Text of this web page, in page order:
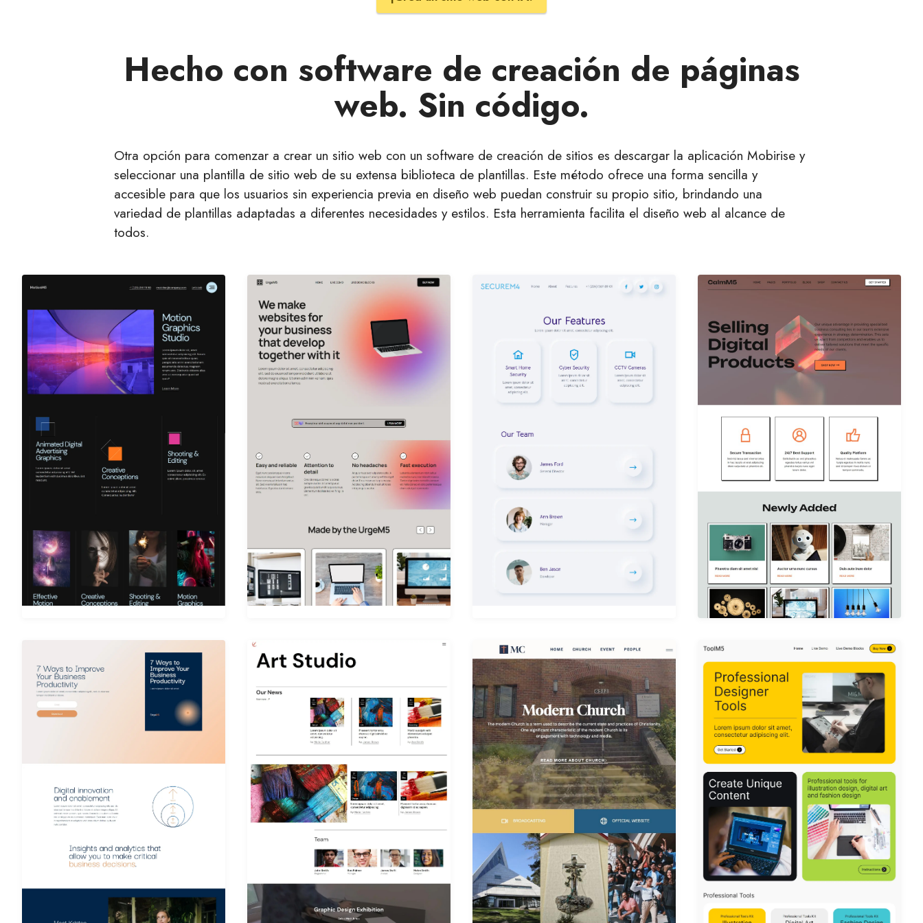
Hecho con software de creación de páginas
web. Sin código.
Otra opción para comenzar a crear un sitio web con un software de creación de sitios es descargar la aplicación Mobirise y
seleccionar una plantilla de sitio web de su extensa biblioteca de plantillas. Este método ofrece una forma sencilla y
accesible para que los usuarios sin experiencia previa en diseño web puedan construir su propio sitio, brindando una
variedad de plantillas adaptadas a diferentes necesidades y estilos. Esta herramienta facilita el diseño web al alcance de
todos.